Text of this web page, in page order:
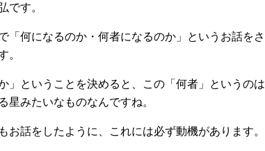
です。
「何になるのか・何者になるのか」というお話をさ
。
」ということを決めると、この「何者」というのは
星みたいなものなんですね。
お話をしたように、これには必ず動機があります。